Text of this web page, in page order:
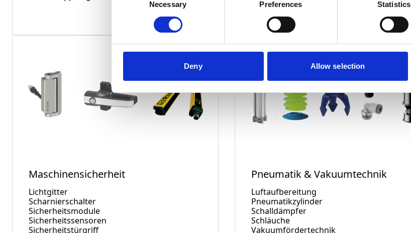
Necessary Preferences Statistics
Deny Allow selection
Maschinensicherheit
Lichtgitter
Scharnierschalter
Sicherheitsmodule
Sicherheitssensoren
Sicherheitstürgriff
Pneumatik & Vakuumtechnik
Luftaufbereitung
Pneumatikzylinder
Schalldämpfer
Schläuche
Vakuumfördertechnik